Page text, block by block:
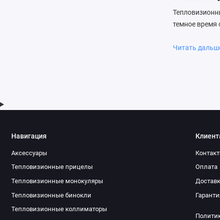
темное время
Благодаря
даже
охотничьи
подойдут
тактических
Читать
Навигация
Аксессуары
Тепловизионные прицелы
Тепловизионные монокуляры
Тепловизионные бинокли
Тепловизионные коллиматоры
Оплата